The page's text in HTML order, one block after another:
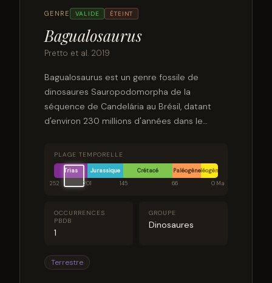
GENRE VALIDE ÉTEINT
Bagualosaurus
Pretto et al. 2019
Bagualosaurus est un genre fossile de
dinosaures Sauropodomorpha de la
séquence de Candelária au Brésil, datant
d'environ 230 millions d'années dans le
espèce, Bagualosaurus agudoensis.
PLAGE TEMPORELLE
Trias Jurassique Crétacé PaléogèneNéogène
252
201 145 66 0 Ma
OCCURRENCES
PBDB
1
GROUPE
Dinosaures
Terrestre